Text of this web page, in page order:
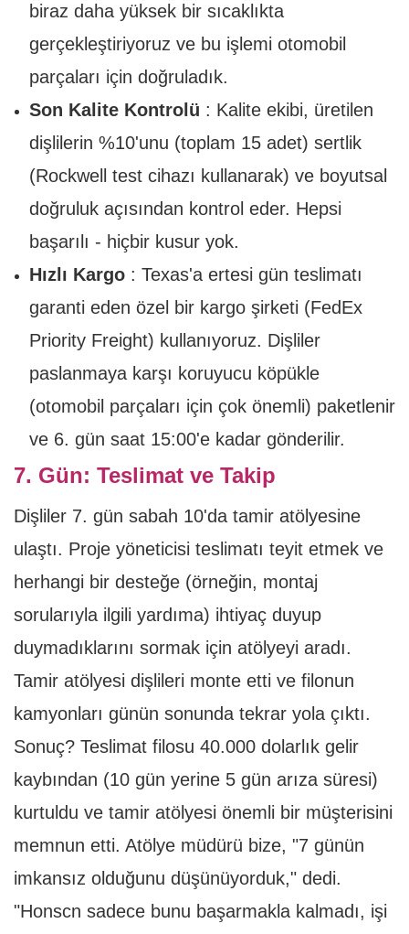
biraz daha yüksek bir sıcaklıkta
gerçekleştiriyoruz ve bu işlemi otomobil
parçaları için doğruladık.
Son Kalite Kontrolü : Kalite ekibi, üretilen
dişlilerin %10'unu (toplam 15 adet) sertlik
(Rockwell test cihazı kullanarak) ve boyutsal
doğruluk açısından kontrol eder. Hepsi
başarılı - hiçbir kusur yok.
Hızlı Kargo: Texas'a ertesi gün teslimatı
garanti eden özel bir kargo şirketi (FedEx
Priority Freight) kullanıyoruz. Dişliler
paslanmaya karşı koruyucu köpükle
(otomobil parçaları için çok önemli) paketlenir
ve 6. gün saat 15:00'e kadar gönderilir.
7. Gün: Teslimat ve Takip
Dişliler 7. gün sabah 10'da tamir atölyesine
ulaştı. Proje yöneticisi teslimatı teyit etmek ve
herhangi bir desteğe (örneğin, montaj
sorularıyla ilgili yardıma) ihtiyaç duyup
duymadıklarını sormak için atölyeyi aradı.
Tamir atölyesi dişlileri monte etti ve filonun
kamyonları günün sonunda tekrar yola çıktı.
Sonuç? Teslimat filosu 40.000 dolarlık gelir
kaybından (10 gün yerine 5 gün arıza süresi)
kurtuldu ve tamir atölyesi önemli bir müşterisini
memnun etti. Atölye müdürü bize, "7 günün
imkansız olduğunu düşünüyorduk," dedi.
"Honscn sadece bunu başarmakla kalmadı, işi